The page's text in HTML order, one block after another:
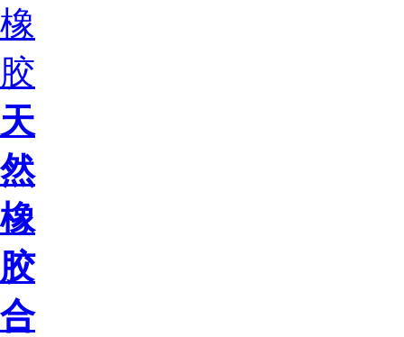
橡
胶
天
然
橡
胶
合